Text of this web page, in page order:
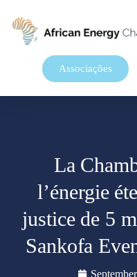
Associações
La
l’énergie
justice de 5
Sankofa